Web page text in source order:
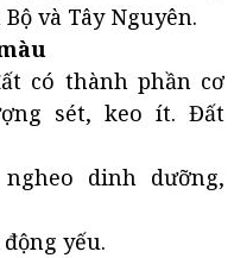
và Tây Nguyên.
có thành phần cơ
sét, keo ít. Đất
dinh dưỡng,
yếu.